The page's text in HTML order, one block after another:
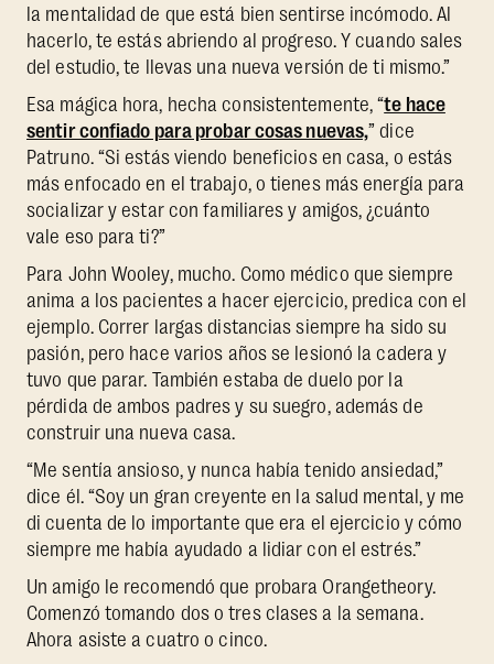
la mentalidad de que está bien sentirse incómodo. Al
hacerlo, te estás abriendo al progreso. Y cuando sales
del estudio, te llevas una nueva versión de ti mismo.”
Esa mágica hora, hecha consistentemente, “te hace
sentir confiado para probar cosas nuevas,” dice
Patruno. “Si estás viendo beneficios en casa, o estás
más enfocado en el trabajo, o tienes más energía para
socializar y estar con familiares y amigos, ¿cuánto
vale eso para ti?”
Para John Wooley, mucho. Como médico que siempre
anima a los pacientes a hacer ejercicio, predica con el
ejemplo. Correr largas distancias siempre ha sido su
pasión, pero hace varios años se lesionó la cadera y
tuvo que parar. También estaba de duelo por la
pérdida de ambos padres y su suegro, además de
construir una nueva casa.
“Me sentía ansioso, y nunca había tenido ansiedad,”
dice él. “Soy un gran creyente en la salud mental, y me
di cuenta de lo importante que era el ejercicio y cómo
siempre me había ayudado a lidiar con el estrés.”
Un amigo le recomendó que probara Orangetheory.
Comenzó tomando dos o tres clases a la semana.
Ahora asiste a cuatro o cinco.